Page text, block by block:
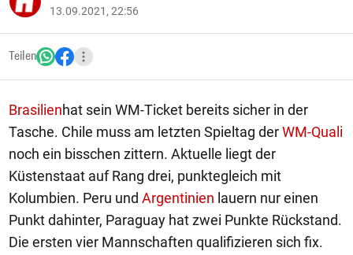
13.09.2021, 22:56
Teilen
Brasilienhat sein WM-Ticket bereits sicher in der
Tasche. Chile muss am letzten Spieltag derWM-Quali
noch ein bisschen zittern. Aktuelle liegt der
Küstenstaat auf Rang drei, punktegleich mit
Kolumbien. Peru und Argentinien lauern nur einen
Punkt dahinter, Paraguay hat zwei Punkte Rückstand.
Die ersten vier Mannschaften qualifizieren sich fix.